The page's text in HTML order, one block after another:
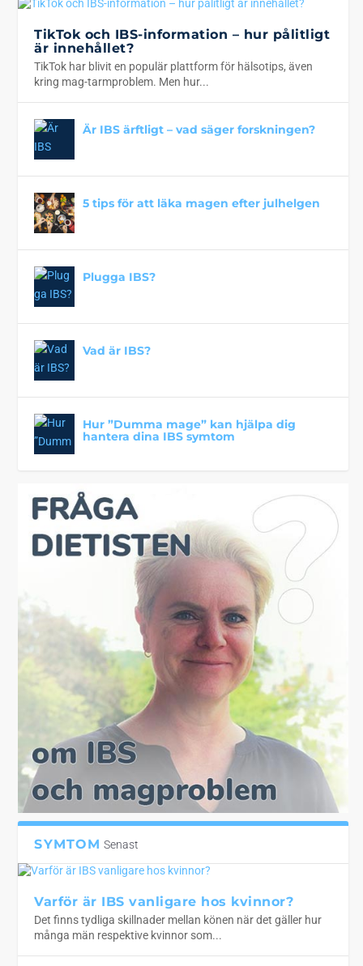
TikTok och IBS-information – hur pålitligt
är innehållet?
TikTok har blivit en populär plattform för hälsotips, även
kring mag-tarmproblem. Men hur...
Är IBS ärftligt – vad säger forskningen?
5 tips för att läka magen efter julhelgen
Plugga IBS?
Vad är IBS?
Hur ”Dumma mage” kan hjälpa dig
hantera dina IBS symtom
SYMTOM Senast
Varför är IBS vanligare hos kvinnor?
Det finns tydliga skillnader mellan könen när det gäller hur
många män respektive kvinnor som...